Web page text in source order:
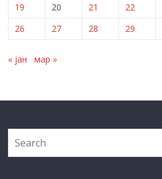
19
20 21 22
26
27 28 29
« јан мар »